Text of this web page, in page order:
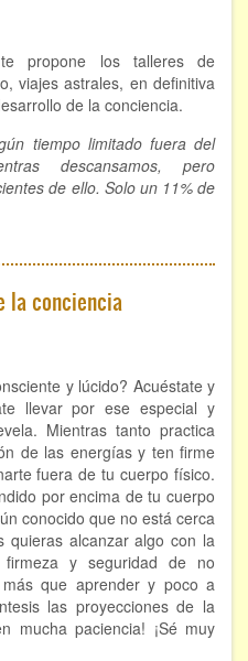
mental
te propone los talleres de
viajes astrales, en definitiva
de la conciencia.
tiempo limitado fuera del
descansamos, pero
de ello. Solo un 11% de
la conciencia
y lúcido? Acuéstate y
llevar por ese especial y
Mientras tanto practica
de las energías y ten firme
fuera de tu cuerpo físico.
por encima de tu cuerpo
conocido que no está cerca
quieras alcanzar algo con la
firmeza y seguridad de no
que aprender y poco a
las proyecciones de la
mucha paciencia! ¡Sé muy